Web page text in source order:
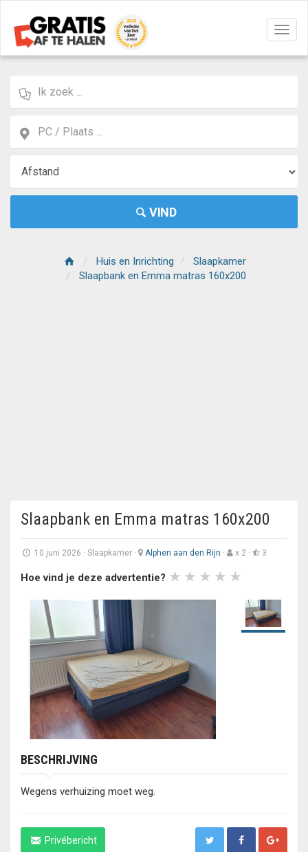
aan/
VIND
Huis en Inrichting
Slaapkamer
Slaapbank en Emma matras 160x200
Slaapbank en Emma matras 160x200
10 juni 2026 · Slaapkamer· Alphen aan den Rijn · x 2 · 3
Hoe vind je deze advertentie?
BESCHRIJVING
Wegens verhuizing moet weg.
Privébericht